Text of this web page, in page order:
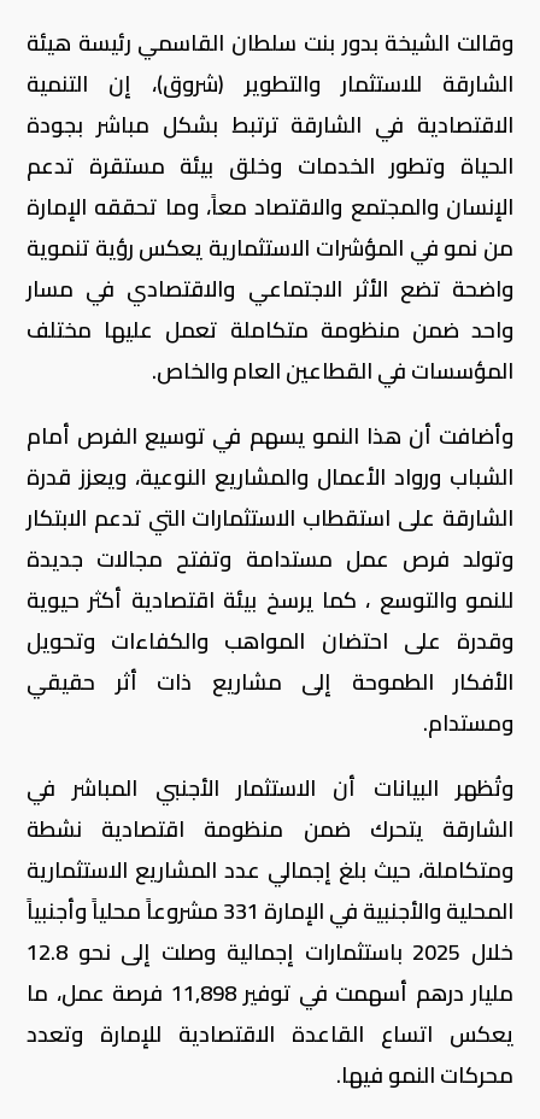
وقالت الشيخة بدور بنت سلطان القاسمي رئيسة هيئة
الشارقة للاستثمار والتطوير (شروق)، إن التنمية
الاقتصادية في الشارقة ترتبط بشكل مباشر بجودة
الحياة وتطور الخدمات وخلق بيئة مستقرة تدعم
الإنسان والمجتمع والاقتصاد معاً، وما تحققه الإمارة
من نمو في المؤشرات الاستثمارية يعكس رؤية تنموية
واضحة تضع الأثر الاجتماعي والاقتصادي في مسار
واحد ضمن منظومة متكاملة تعمل عليها مختلف
المؤسسات في القطاعين العام والخاص.
وأضافت أن هذا النمو يسهم في توسيع الفرص أمام
الشباب ورواد الأعمال والمشاريع النوعية، ويعزز قدرة
الشارقة على استقطاب الاستثمارات التي تدعم الابتكار
وتولد فرص عمل مستدامة وتفتح مجالات جديدة
للنمو والتوسع ، كما يرسخ بيئة اقتصادية أكثر حيوية
وقدرة على احتضان المواهب والكفاءات وتحويل
الأفكار الطموحة إلى مشاريع ذات أثر حقيقي
ومستدام.
وتُظهر البيانات أن الاستثمار الأجنبي المباشر في
الشارقة يتحرك ضمن منظومة اقتصادية نشطة
ومتكاملة، حيث بلغ إجمالي عدد المشاريع الاستثمارية
المحلية والأجنبية في الإمارة 331 مشروعاً محلياً وأجنبياً
خلال 2025 باستثمارات إجمالية وصلت إلى نحو 12.8
مليار درهم أسهمت في توفير 11,898 فرصة عمل، ما
يعكس اتساع القاعدة الاقتصادية للإمارة وتعدد
محركات النمو فيها.